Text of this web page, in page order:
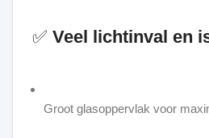
✅ Veel lichtinval en
Groot glasoppervlak voor